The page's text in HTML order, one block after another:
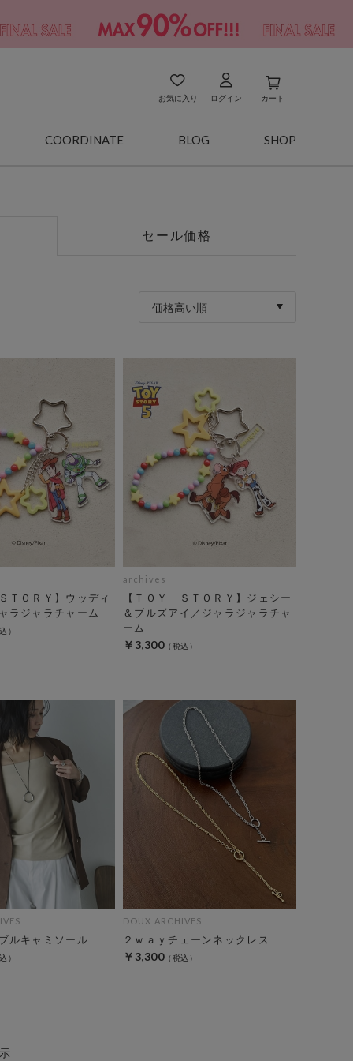
お気に入り ログイン カート
COORDINATE BLOG SHOP
セール価格
価格高い順
ＯＲＹ】ウッディ
ラジャラチャーム
archives
【ＴＯＹ ＳＴＯＲＹ】ジェシー
＆ブルズアイ／ジャラジャラチャ
ーム
￥3,300
ルキャミソール
DOUX ARCHIVES
２ｗａｙチェーンネックレス
￥3,300